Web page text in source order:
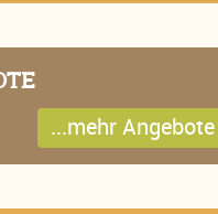
...mehr Angebote